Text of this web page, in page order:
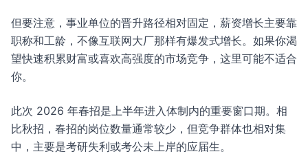
但要注意，事业单位的晋升路径相对固定，薪资增长主要靠
职称和工龄，不像互联网大厂那样有爆发式增长。如果你渴
望快速积累财富或喜欢高强度的市场竞争，这里可能不适合
你。
此次 2026 年春招是上半年进入体制内的重要窗口期。相
比秋招，春招的岗位数量通常较少，但竞争群体也相对集
中，主要是考研失利或考公未上岸的应届生。